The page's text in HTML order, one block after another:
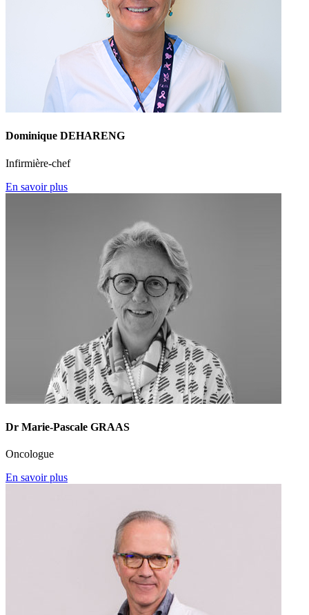
Dominique DEHARENG
Infirmière-chef
En savoir plus
Dr Marie-Pascale GRAAS
Oncologue
En savoir plus